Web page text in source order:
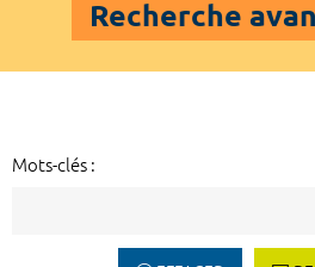
Recherche
Mots-clés :